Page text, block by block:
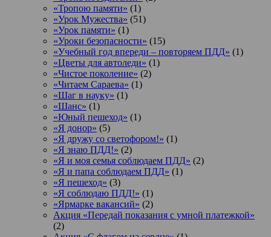
«Тропою памяти» (1)
«Урок Мужества» (51)
«Урок памяти» (1)
«Уроки безопасности» (15)
«Учебный год впереди – повторяем ПДД» (1)
«Цветы для автоледи» (1)
«Чистое поколение» (2)
«Читаем Сараева» (1)
«Шаг в науку» (1)
«Шанс» (1)
«Юный пешеход» (1)
«Я донор» (5)
«Я дружу со светофором!» (1)
«Я знаю ПДД!» (2)
«Я и моя семья соблюдаем ПДД» (2)
«Я и папа соблюдаем ПДД» (1)
«Я пешеход» (3)
«Я соблюдаю ПДД!» (1)
«Ярмарке вакансий» (2)
Акция «Передай показания с умной платежкой»
(2)